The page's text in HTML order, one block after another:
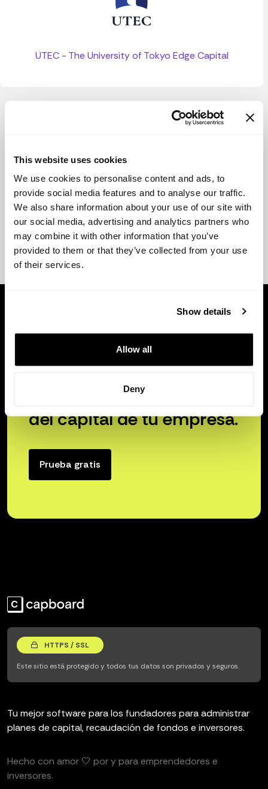
This website uses cookies
We use cookies to personalise content and ads, to
provide social media features and to analyse our traffic.
We also share information about your use of our site with
our social media, advertising and analytics partners who
may combine it with other information that you’ve
provided to them or that they’ve collected from your use
of their services.
Show details
Allow all
Deny
UTEC - The University of Tokyo Edge Capital
Libera el verdadero poder
del capital de tu empresa.
Prueba gratis
HTTPS / SSL
Este sitio está protegido y todos tus datos son privados y seguros.
Tu mejor software para los fundadores para administrar
planes de capital, recaudación de fondos e inversores.
Hecho con amor 🤍 por y para emprendedores e
inversores.